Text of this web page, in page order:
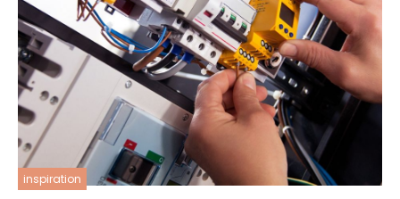
inspiration